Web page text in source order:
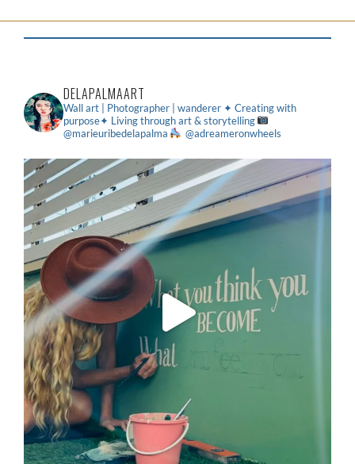
DELAPALMAART
Wall art | Photographer | wanderer ✦ Creating with
purpose✦ Living through art & storytelling
@marieuribedelapalma
@adreameronwheels